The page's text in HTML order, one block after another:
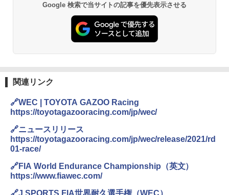
Google 検索で当サイトの記事を優先表示させる
関連リンク
🔗WEC | TOYOTA GAZOO Racing
https://toyotagazooracing.com/jp/wec/
🔗ニュースリリース
https://toyotagazooracing.com/jp/wec/release/2021/rd
01-race/
🔗FIA World Endurance Championship（英文）
https://www.fiawec.com/
🔗J SPORTS FIA世界耐久選手権（WEC）